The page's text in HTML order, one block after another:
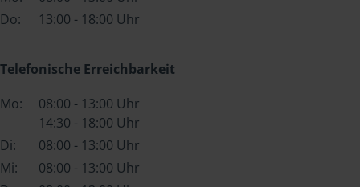
Do:
13:00 - 18:00 Uhr
Telefonische Erreichbarkeit
Mo:
08:00 - 13:00 Uhr
14:30 - 18:00 Uhr
Di:
08:00 - 13:00 Uhr
Mi:
08:00 - 13:00 Uhr